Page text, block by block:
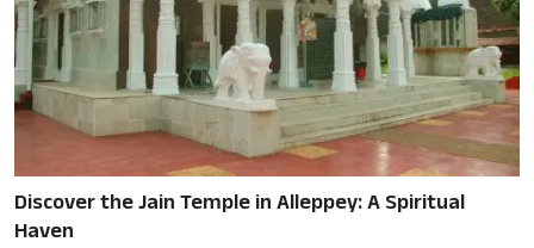
Discover the Jain Temple in Alleppey: A Spiritual
Haven